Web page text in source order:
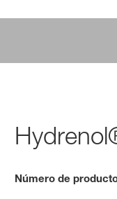
Número de